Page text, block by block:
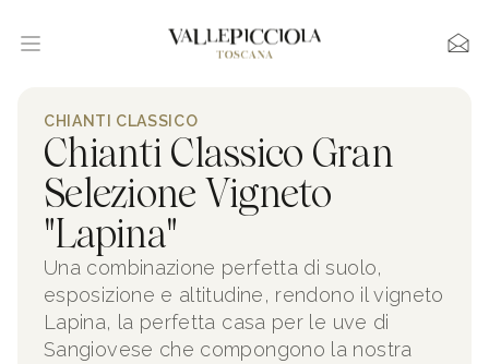
CHIANTI CLASSICO
Chianti Classico Gran
Selezione Vigneto
"Lapina"
Una combinazione perfetta di suolo,
esposizione e altitudine, rendono il vigneto
Lapina, la perfetta casa per le uve di
Sangiovese che compongono la nostra